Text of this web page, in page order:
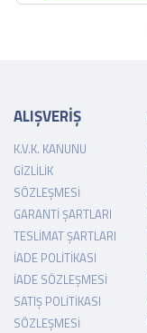
ALIŞVERİŞ
K.V.K. KANUNU
GIZLILIK
SÖZLEŞMESI
GARANTI ŞARTLARI
TESLIMAT ŞARTLARI
İADE POLITIKASI
İADE SÖZLEŞMESI
SATIŞ POLITIKASI
SÖZLEŞMESI